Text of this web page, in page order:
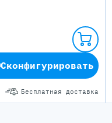
Бесплатная доставка
Сконфигурировать